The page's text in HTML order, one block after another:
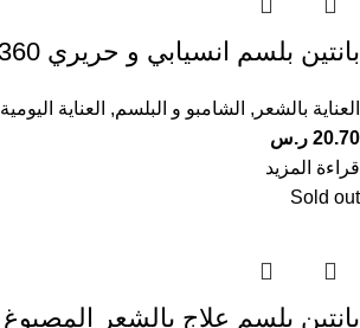
بانتين بلسم انسيابي و حريري 360 مل
العناية بالشعر , الشامبو و البلسم, العناية اليومية
20.70 ر.س
قراءة المزيد
Sold out
بانتين بلسم علاج بالشعر المصبوغ 360 مل